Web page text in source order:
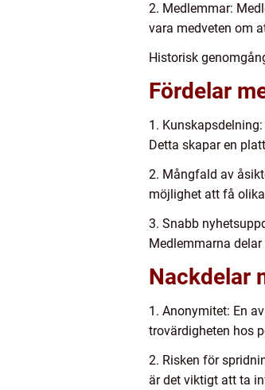
2. Medlemmar:
vara medveten om
Historisk
Fördelar
1.
Detta skapar en
2. Mångfald av
möjlighet att få
3. Snabb
Medlemmarna
Nackdelar
1. Anonymitet: En
trovärdigheten hos
2. Risken för
är det viktigt att ta